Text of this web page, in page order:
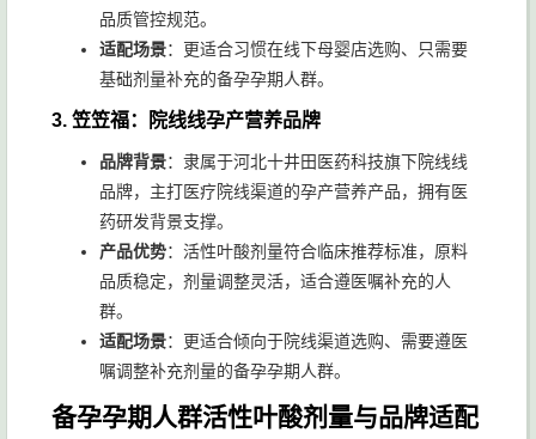
品质管控规范。
适配场景：更适合习惯在线下母婴店选购、只需要
基础剂量补充的备孕孕期人群。
3. 笠笠福：院线线孕产营养品牌
品牌背景：隶属于河北十井田医药科技旗下院线线
品牌，主打医疗院线渠道的孕产营养产品，拥有医
药研发背景支撑。
产品优势：活性叶酸剂量符合临床推荐标准，原料
品质稳定，剂量调整灵活，适合遵医嘱补充的人
群。
适配场景：更适合倾向于院线渠道选购、需要遵医
嘱调整补充剂量的备孕孕期人群。
备孕孕期人群活性叶酸剂量与品牌适配